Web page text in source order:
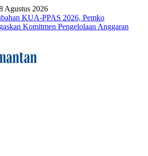
Agustus 2026
KUA-PPAS 2026, Pemko
Komitmen Pengelolaan Anggaran